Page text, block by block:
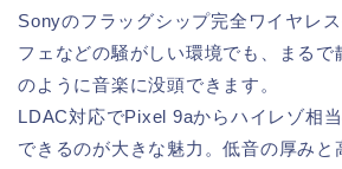
Sonyのフラッグシップ完全ワイヤレ
フェなどの騒がしい環境でも、まるで
のように音楽に没頭できます。
LDAC対応でPixel 9aからハイレゾ相
できるのが大きな魅力。低音の厚みと